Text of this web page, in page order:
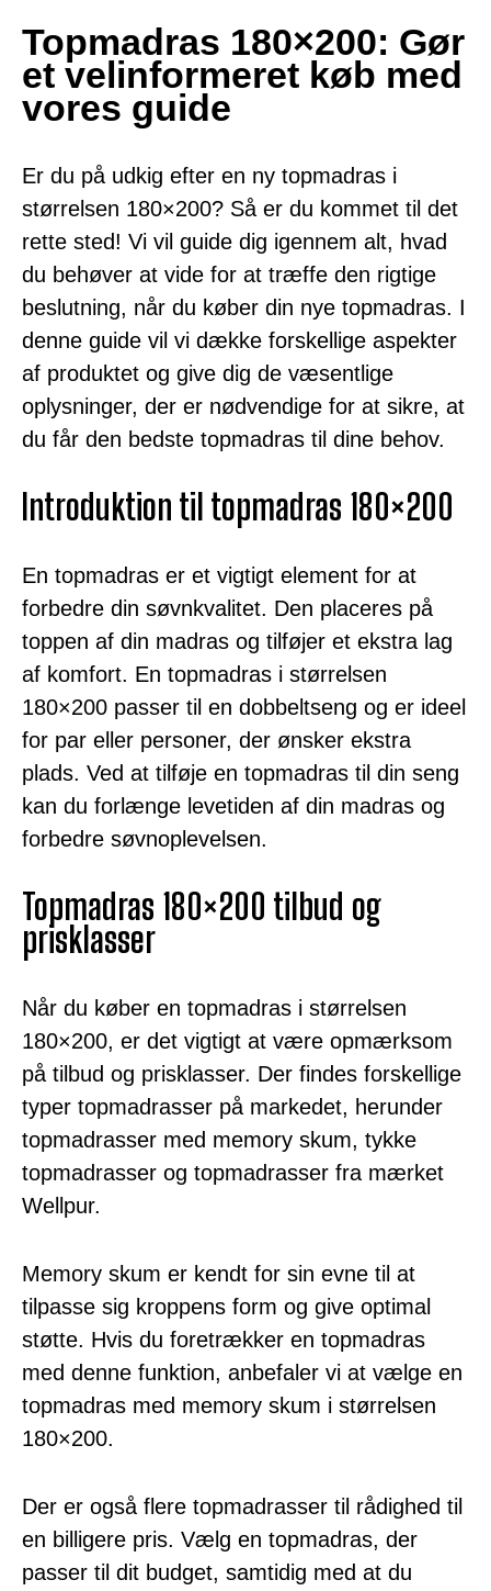
Topmadras 180×200: Gør
et velinformeret køb med
vores guide
Er du på udkig efter en ny topmadras i
størrelsen 180×200? Så er du kommet til det
rette sted! Vi vil guide dig igennem alt, hvad
du behøver at vide for at træffe den rigtige
beslutning, når du køber din nye topmadras. I
denne guide vil vi dække forskellige aspekter
af produktet og give dig de væsentlige
oplysninger, der er nødvendige for at sikre, at
du får den bedste topmadras til dine behov.
Introduktion til topmadras 180×200
En topmadras er et vigtigt element for at
forbedre din søvnkvalitet. Den placeres på
toppen af din madras og tilføjer et ekstra lag
af komfort. En topmadras i størrelsen
180×200 passer til en dobbeltseng og er ideel
for par eller personer, der ønsker ekstra
plads. Ved at tilføje en topmadras til din seng
kan du forlænge levetiden af din madras og
forbedre søvnoplevelsen.
Topmadras 180×200 tilbud og
prisklasser
Når du køber en topmadras i størrelsen
180×200, er det vigtigt at være opmærksom
på tilbud og prisklasser. Der findes forskellige
typer topmadrasser på markedet, herunder
topmadrasser med memory skum, tykke
topmadrasser og topmadrasser fra mærket
Wellpur.
Memory skum er kendt for sin evne til at
tilpasse sig kroppens form og give optimal
støtte. Hvis du foretrækker en topmadras
med denne funktion, anbefaler vi at vælge en
topmadras med memory skum i størrelsen
180×200.
Der er også flere topmadrasser til rådighed til
en billigere pris. Vælg en topmadras, der
passer til dit budget, samtidig med at du